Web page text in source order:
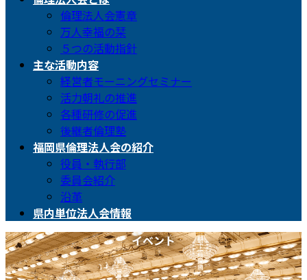
倫理法人会憲章
万人幸福の栞
５つの活動指針
主な活動内容
経営者モーニングセミナー
活力朝礼の推進
各種研修の促進
後継者倫理塾
福岡県倫理法人会の紹介
役員・執行部
委員会紹介
沿革
県内単位法人会情報
イベント